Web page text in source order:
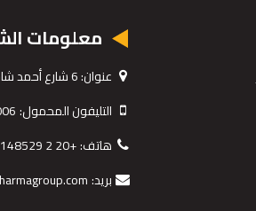
معلومات
عنوان:6 شارع أحمد شاكر - مصر الجديدة - القاهرة
التليفون المحمول:
هاتف:+20 2 24148529
بريد: